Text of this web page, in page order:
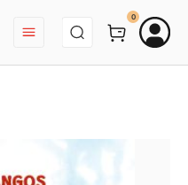
BEJELENTKEZÉS
0